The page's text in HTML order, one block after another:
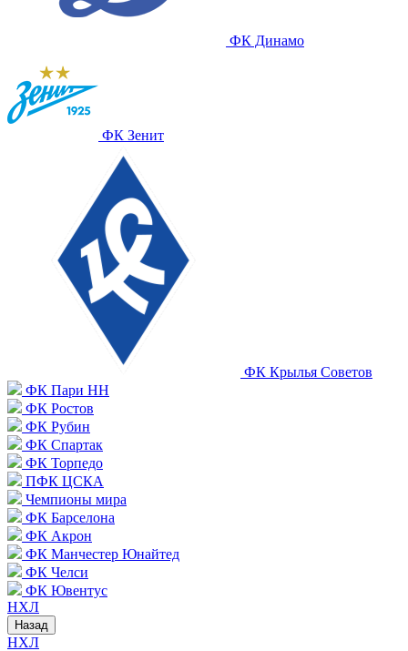
ФК Динамо
ФК Зенит
ФК Крылья Советов
ФК Пари НН
ФК Ростов
ФК Рубин
ФК Спартак
ФК Торпедо
ПФК ЦСКА
Чемпионы мира
ФК Барселона
ФК Акрон
ФК Манчестер Юнайтед
ФК Челси
ФК Ювентус
НХЛ
Назад
НХЛ